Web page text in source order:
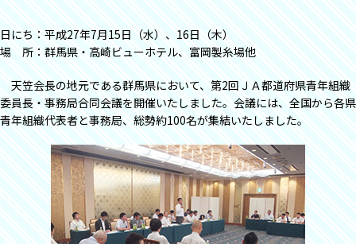
日にち：平成27年7月15日（水）、16日（木）
場 所：群馬県・高崎ビューホテル、富岡製糸場他
天笠会長の地元である群馬県において、第2回ＪＡ都道府県青年組織
委員長・事務局合同会議を開催いたしました。会議には、全国から各県
青年組織代表者と事務局、総勢約100名が集結いたしました。